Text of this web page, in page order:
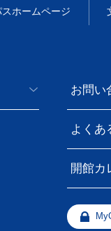
お問い
よくあ
開館カ
スホームページ